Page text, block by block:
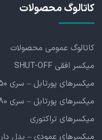
کاتالوگ محصولات
کاتالوگ عمومی محصولات
میکسر افقی SHUT-OFF
میکسرهای پورتابل – سری 1450 (PRM)
میکسرهای پورتابل – سری 380 (PRM)
میکسرهای تراکتوری
میکسرهای عمودی – پدل دار